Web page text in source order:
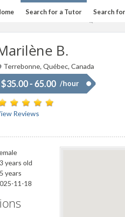
Search for a Tutor Search
B.
Terrebonne, Québec, Canada
$35.00 - 65.00 /hour
Reviews
years old
years
11-18